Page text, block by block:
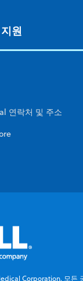
원
연락처 및 주소
Corporation. 모든